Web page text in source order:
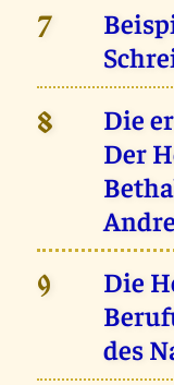
7
8
Die
Der
9
Die
des